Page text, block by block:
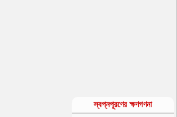
স্বপ্নপূরণের ক্ষণগণনা